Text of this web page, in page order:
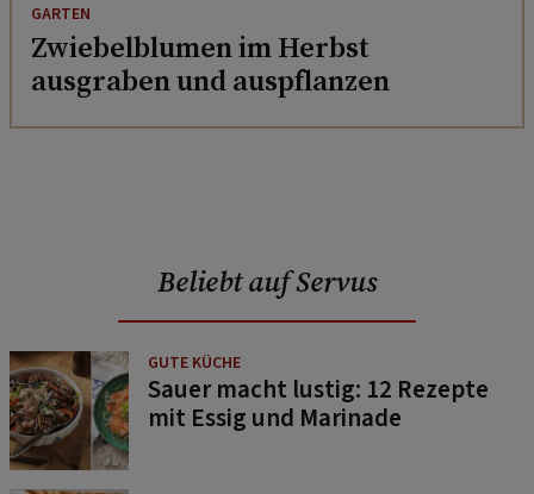
GARTEN
Zwiebelblumen im Herbst
ausgraben und auspflanzen
Beliebt auf Servus
GUTE KÜCHE
Sauer macht lustig: 12 Rezepte
mit Essig und Marinade